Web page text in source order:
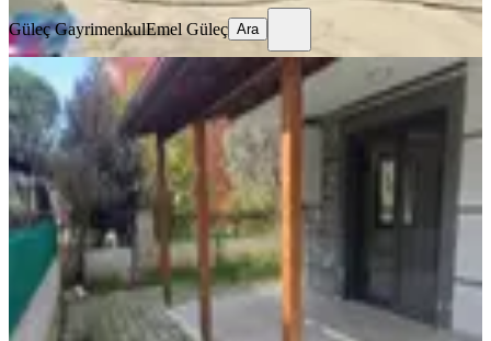
Güleç GayrimenkulEmel Güleç Ara
İzmir Menderes
Kemalpaşada4+1doğalgazlı Bahçeli
3wc Banyo Villa
İzmir, Menderes
4+1
·300 m²·10.04.2026
59.999 ₺